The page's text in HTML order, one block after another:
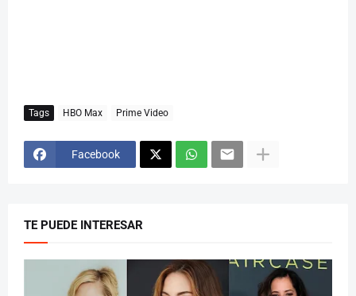
Tags HBO Max Prime Video
Facebook
TE PUEDE INTERESAR